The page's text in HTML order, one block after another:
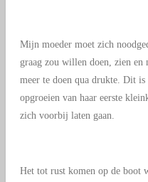
Mijn moeder moet zich
graag zou willen doen, zien en
meer te doen qua drukte. Dit
opgroeien van haar eerste
zich voorbij laten gaan.
Het tot rust komen op de boot